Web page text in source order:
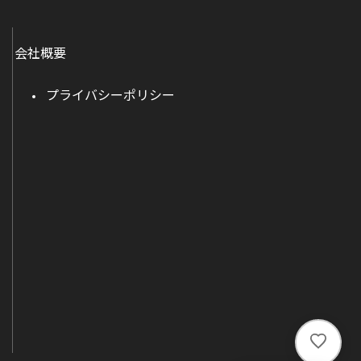
い
会社概要
プライバシーポリシー